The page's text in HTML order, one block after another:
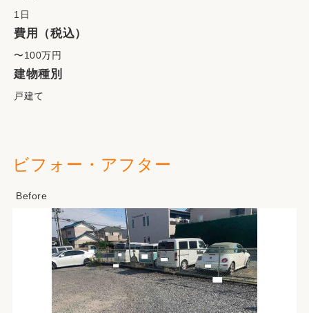
1日
費用（税込）
〜100万円
建物種別
戸建て
ビフォー・アフター